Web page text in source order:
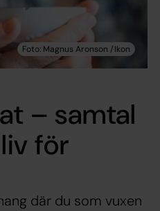
– samtal
för
där du som vuxen